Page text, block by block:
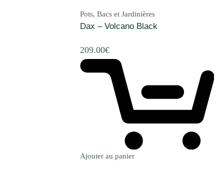
Pots, Bacs et Jardinières
Dax – Volcano Black
209.00€
Ajouter au panier